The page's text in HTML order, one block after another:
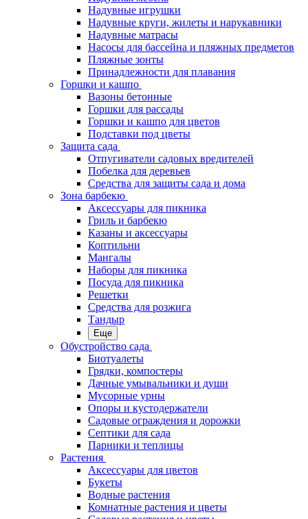
Надувные игрушки
Надувные круги, жилеты и нарукавники
Надувные матрасы
Насосы для бассейна и пляжных предметов
Пляжные зонты
Принадлежности для плавания
Горшки и кашпо
Вазоны бетонные
Горшки для рассады
Горшки и кашпо для цветов
Подставки под цветы
Защита сада
Отпугиватели садовых вредителей
Побелка для деревьев
Средства для защиты сада и дома
Зона барбекю
Аксессуары для пикника
Гриль и барбекю
Казаны и аксессуары
Коптильни
Мангалы
Наборы для пикника
Посуда для пикника
Решетки
Средства для розжига
Тандыр
Еще
Обустройство сада
Биотуалеты
Грядки, компостеры
Дачные умывальники и души
Мусорные урны
Опоры и кустодержатели
Садовые ограждения и дорожки
Септики для сада
Парники и теплицы
Растения
Аксессуары для цветов
Букеты
Водные растения
Комнатные растения и цветы